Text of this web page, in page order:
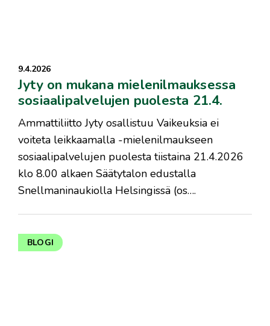
9.4.2026
Jyty on mukana mielenilmauksessa
sosiaalipalvelujen puolesta 21.4.
Ammattiliitto Jyty osallistuu Vaikeuksia ei
voiteta leikkaamalla -mielenilmaukseen
sosiaalipalvelujen puolesta tiistaina 21.4.2026
klo 8.00 alkaen Säätytalon edustalla
Snellmaninaukiolla Helsingissä (os….
BLOGI